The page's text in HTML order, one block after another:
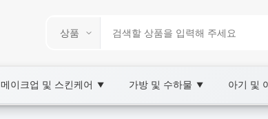
메이크업 및 스킨케어 ▼ 가방 및 수하물 ▼ 아기 및